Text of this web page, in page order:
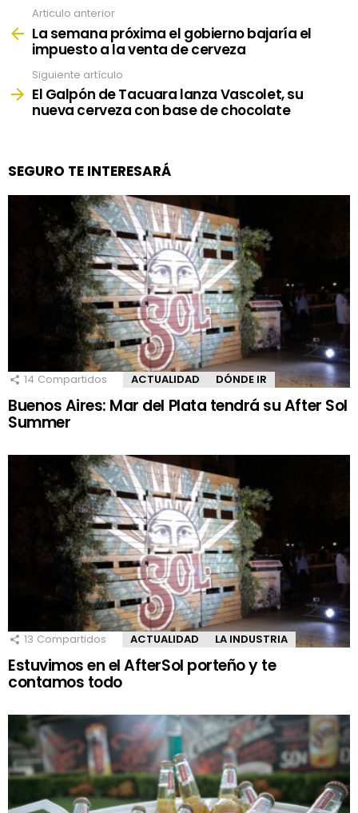
more
Articulo anterior
La semana próxima el gobierno bajaría el
impuesto a la venta de cerveza
Siguiente artículo
El Galpón de Tacuara lanza Vascolet, su
nueva cerveza con base de chocolate
SEGURO TE INTERESARÁ
14 Compartidos ACTUALIDAD DÓNDE IR
Buenos Aires: Mar del Plata tendrá su After Sol
Summer
13 Compartidos ACTUALIDAD LA INDUSTRIA
Estuvimos en el AfterSol porteño y te
contamos todo